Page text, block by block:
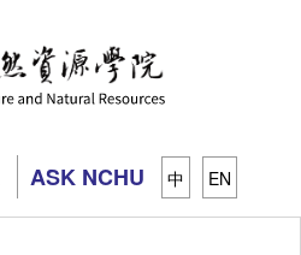
ASK NCHU 中 EN